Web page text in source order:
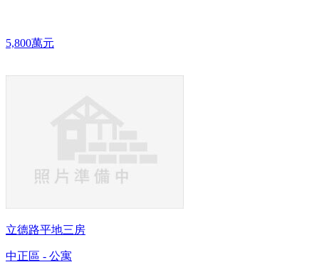
5,800萬元
立德路平地三房
中正區 - 公寓